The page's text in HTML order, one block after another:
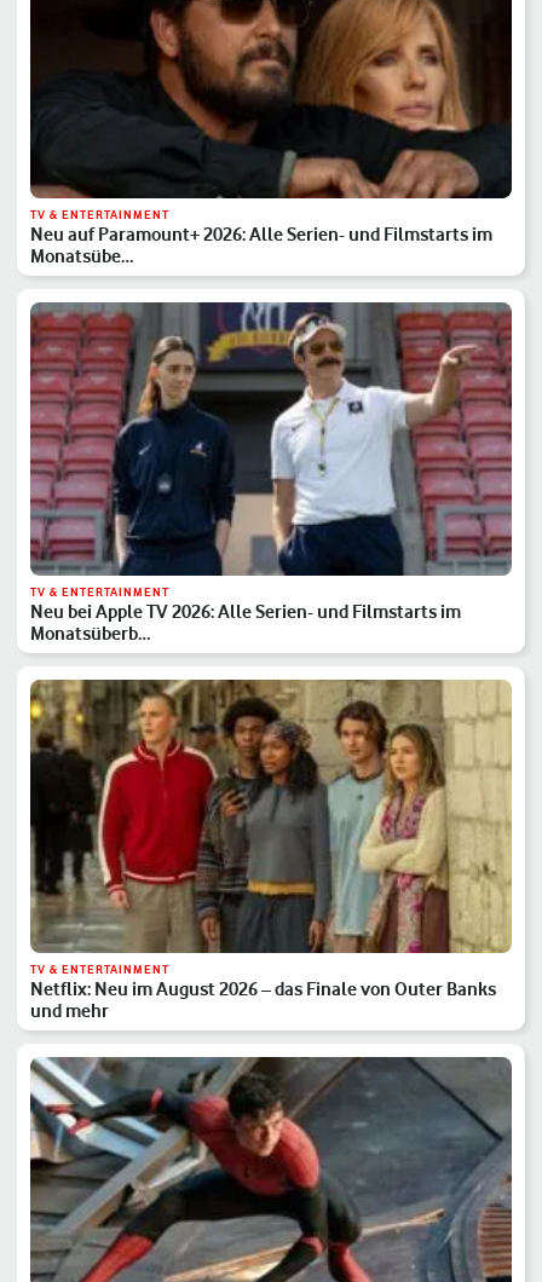
TV & ENTERTAINMENT
Neu auf Paramount+ 2026: Alle Serien- und Filmstarts im
Monatsübe…
TV & ENTERTAINMENT
Neu bei Apple TV 2026: Alle Serien- und Filmstarts im
Monatsüberb…
TV & ENTERTAINMENT
Netflix: Neu im August 2026 – das Finale von Outer Banks
und mehr